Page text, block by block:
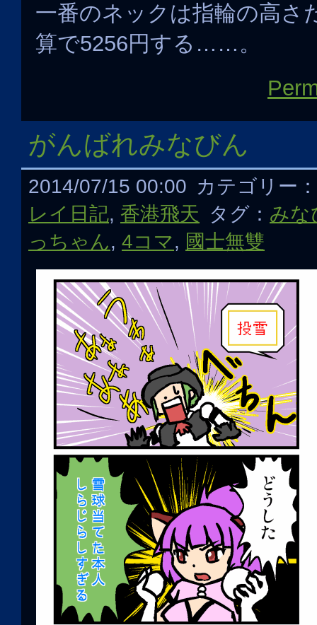
一番のネックは指輪の高
算で5256円する……。
がんばれみなびん
2014/07/15 00:00 カテゴリー：
レイ日記, 香港飛天 タグ： みな
っちゃん, 4コマ, 國士無雙